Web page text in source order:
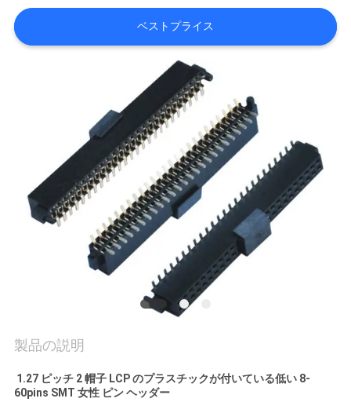
品
し
な
ベストプライス
製品の説明
1.27 ピッチ 2 帽子 LCP のプラスチックが付いている低い 8-
60pins SMT 女性 ピン ヘッダー